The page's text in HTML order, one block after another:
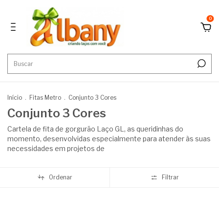
0
Início . Fitas Metro . Conjunto 3 Cores
Conjunto 3 Cores
Cartela de fita de gorgurão Laço GL, as queridinhas do
momento, desenvolvidas especialmente para atender às suas
necessidades em projetos de
Ordenar Filtrar